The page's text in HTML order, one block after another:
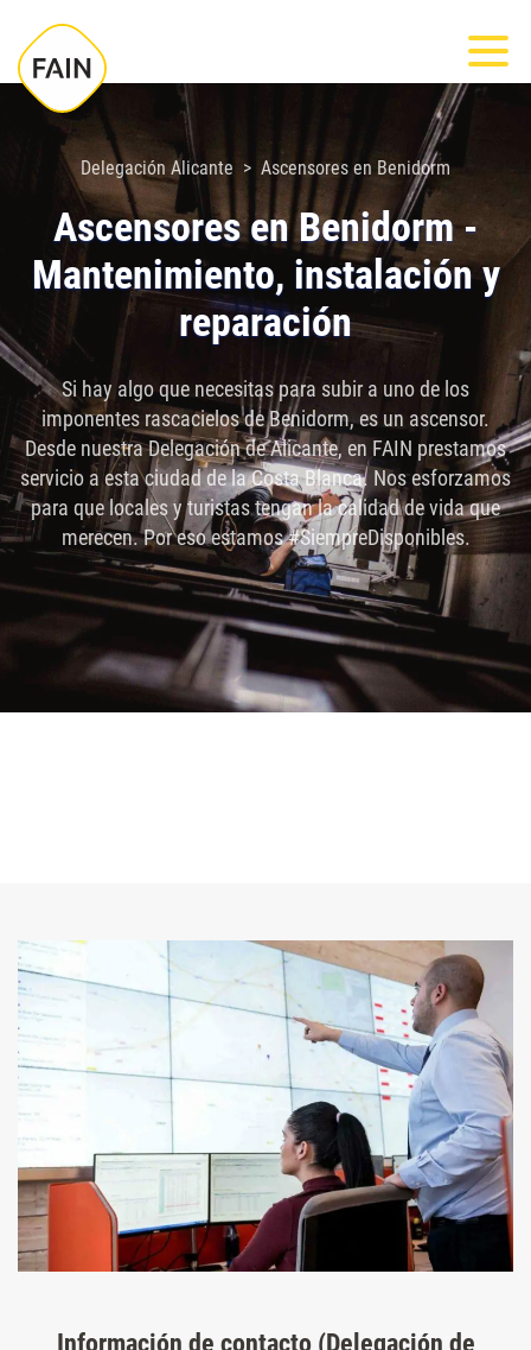
este
sitio
sistema
Delegación Alicante Ascensores en Benidorm
Ascensores en Benidorm -
Mantenimiento, instalación y
reparación
Si hay algo que necesitas para subir a uno de los
imponentes rascacielos de Benidorm, es un ascensor.
Desde nuestra Delegación de Alicante, en FAIN prestamos
servicio a esta ciudad de la Costa Blanca. Nos esforzamos
para que locales y turistas tengan la calidad de vida que
merecen. Por eso estamos #SiempreDisponibles.
Información de contacto (Delegación de